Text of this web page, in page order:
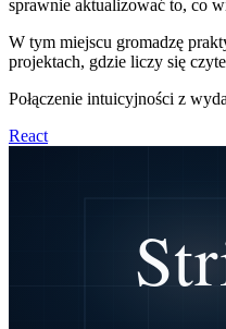
sprawnie aktualizować to, co
W tym miejscu gromadzę
projektach, gdzie liczy się
Połączenie intuicyjności z
React